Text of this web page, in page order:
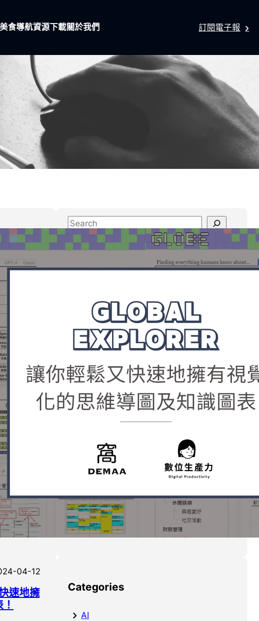
食導航資源下載關於我們 訂閱電子報
04-12
速地擁
S
a
c
Latest Posts
行6分鐘，人本自然牙醫
診所洗牙初體驗
2026斯里蘭卡旅遊｜台
灣人請注意，千萬別申請
(VOA)辦理全攻略
Google Gemini 圖像生成
｜照片秒變文青風，教你
如何在圖片上新增極簡素
我在資料整理的反思：使
用 Apple Reminders 及
Google Tasks 作為篩選
去東京不能錯過的展覽：
teamLab Planets，讓你
進入沉浸式展覽的時空
Categories
AI